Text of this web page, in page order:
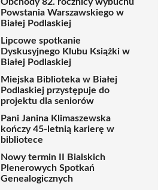
Powstania Warszawskiego w
Białej Podlaskiej
Lipcowe spotkanie
Dyskusyjnego Klubu Książki w
Białej Podlaskiej
Miejska Biblioteka w Białej
Podlaskiej przystępuje do
projektu dla seniorów
Pani Janina Klimaszewska
kończy 45-letnią karierę w
bibliotece
Nowy termin II Bialskich
Plenerowych Spotkań
Genealogicznych